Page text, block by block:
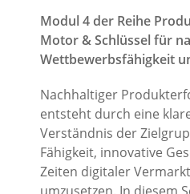
Modul 4 der Reihe
Motor & Schlüssel für
Wettbewerbsfähigkeit
Nachhaltiger
entsteht durch eine
Verständnis der
Fähigkeit, innovative
Zeiten digitaler